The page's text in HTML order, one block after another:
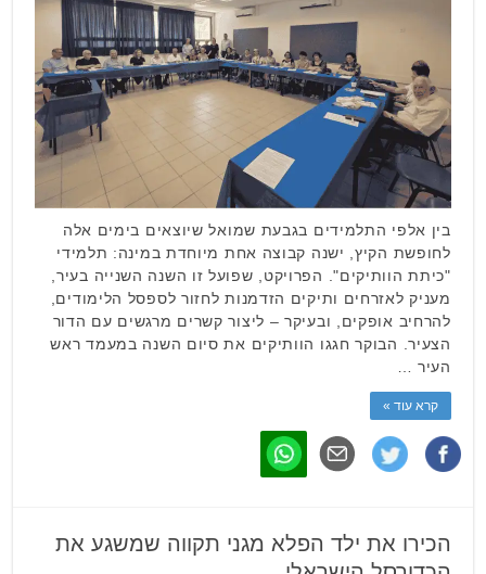
בין אלפי התלמידים בגבעת שמואל שיוצאים בימים אלה
לחופשת הקיץ, ישנה קבוצה אחת מיוחדת במינה: תלמידי
"כיתת הוותיקים". הפרויקט, שפועל זו השנה השנייה בעיר,
מעניק לאזרחים ותיקים הזדמנות לחזור לספסל הלימודים,
להרחיב אופקים, ובעיקר – ליצור קשרים מרגשים עם הדור
הצעיר. הבוקר חגגו הוותיקים את סיום השנה במעמד ראש
העיר …
קרא עוד »
הכירו את ילד הפלא מגני תקווה שמשגע את